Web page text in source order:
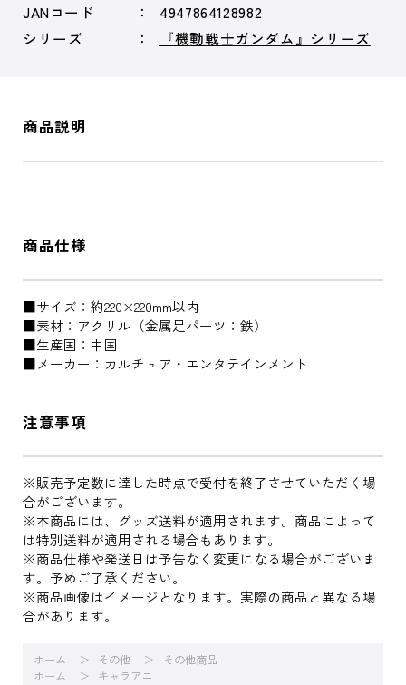
JANコード
4947864128982
シリーズ
『機動戦士ガンダム』シリーズ
商品説明
商品仕様
■サイズ：約220×220mm以内
■素材：アクリル（金属足パーツ：鉄）
■生産国：中国
■メーカー：カルチュア・エンタテインメント
注意事項
※販売予定数に達した時点で受付を終了させていただく場
合がございます。
※本商品には、グッズ送料が適用されます。商品によって
は特別送料が適用される場合もあります。
※商品仕様や発送日は予告なく変更になる場合がございま
す。予めご了承ください。
※商品画像はイメージとなります。実際の商品と異なる場
合があります。
ホーム その他
その他商品
ホーム
キャラアニ